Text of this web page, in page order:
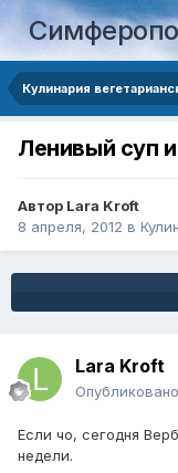
Кулинария
Ленивый суп
Автор Lara Kroft
8 апреля, 2012 в
Lara Kroft
Опубликовано
Если чо, сегодня
недели.